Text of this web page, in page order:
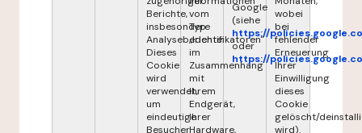
Berichte,
insbesondere
Analyseberichte.
Dieses
Cookie
wird
verwendet,
um
eindeutige
Besucher
vom
Typ
„Identifikatoren"
im
Zusammenhang
mit
Ihrem
Endgerät,
Ihrer
Hardware,
Google
(siehe
https://
oder
https://
wobei
bei
fehlender
Erneuerung
Ihrer
Einwilligung
dieses
Cookie
gelöscht/
wird).